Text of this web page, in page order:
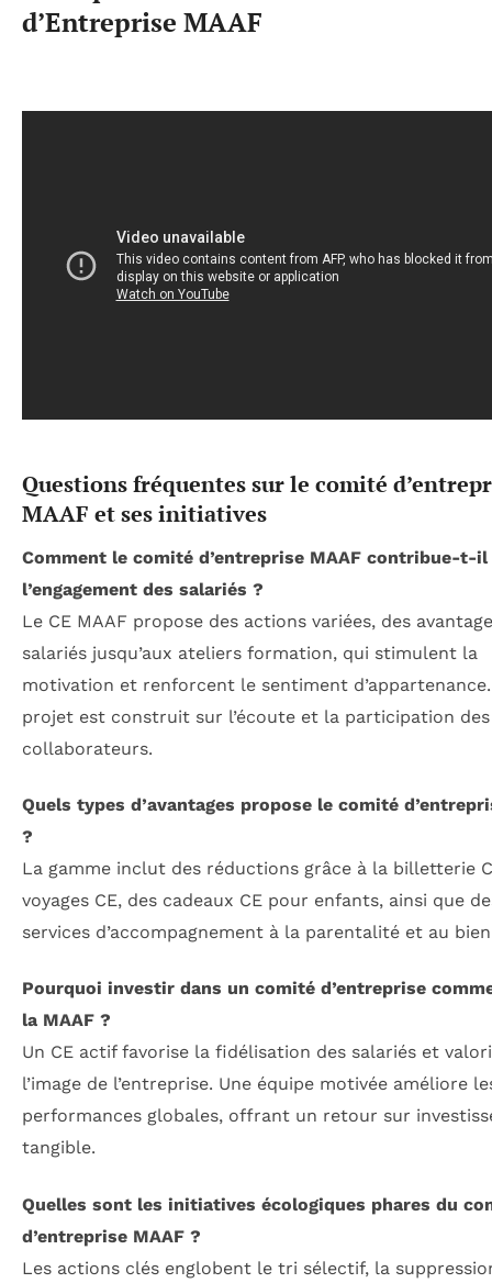
d’Entreprise MAAF
Questions fréquentes sur le comité
MAAF et ses initiatives
Comment le comité d’entreprise MAAF contribue-t-il
l’engagement des salariés ?
Le CE MAAF propose des actions variées, des
salariés jusqu’aux ateliers formation, qui stimulent la
motivation et renforcent le sentiment
projet est construit sur l’écoute et la participation des
collaborateurs.
Quels types d’avantages propose le comité
?
La gamme inclut des réductions grâce à la billetterie
voyages CE, des cadeaux CE pour enfants, ainsi que
services d’accompagnement à la parentalité et au
Pourquoi investir dans un comité d’entreprise
la MAAF ?
Un CE actif favorise la fidélisation des salariés et
l’image de l’entreprise. Une équipe motivée améliore
performances globales, offrant un retour sur
tangible.
Quelles sont les initiatives écologiques phares du
d’entreprise MAAF ?
Les actions clés englobent le tri sélectif, la